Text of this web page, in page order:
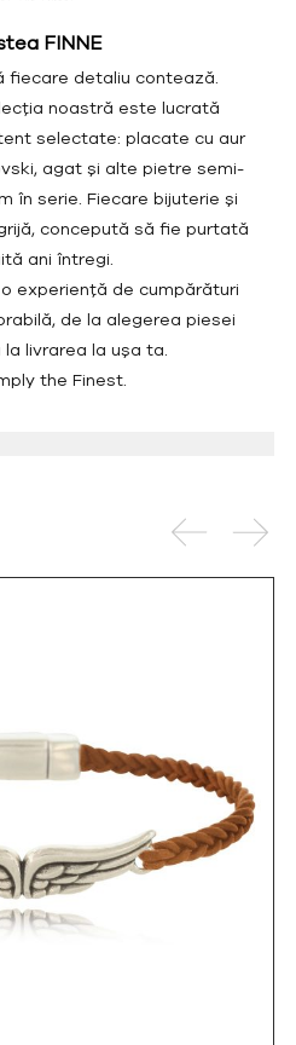
FINNE
fiecare detaliu contează.
noastră este lucrată
selectate: placate cu aur
agat și alte pietre semi-
în serie. Fiecare bijuterie și
concepută să fie purtată
ani întregi.
experiență de cumpărături
de la alegerea piesei
livrarea la ușa ta.
the Finest.